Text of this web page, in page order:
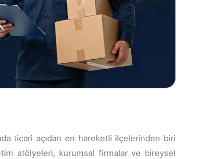
ticari açıdan en hareketli ilçelerinden biri
atölyeleri, kurumsal firmalar ve bireysel